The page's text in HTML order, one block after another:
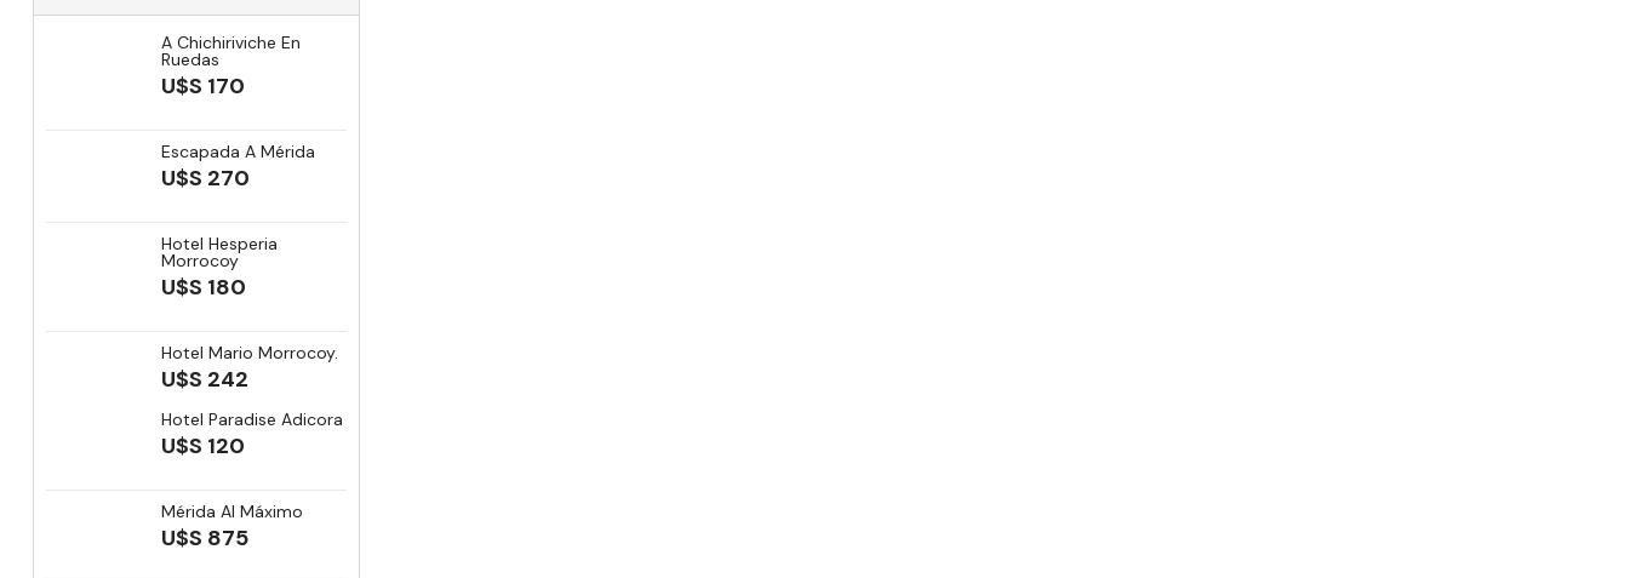
A Chichiriviche En
Ruedas
U$S 170
Escapada A Mérida
U$S 270
Hotel Hesperia
Morrocoy
U$S 180
Hotel Mario Morrocoy.
U$S 242
Hotel Paradise Adicora
U$S 120
Mérida Al Máximo
U$S 875